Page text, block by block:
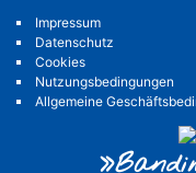
Impressum
Datenschutz
Cookies
Nutzungsbedingungen
Allgemeine